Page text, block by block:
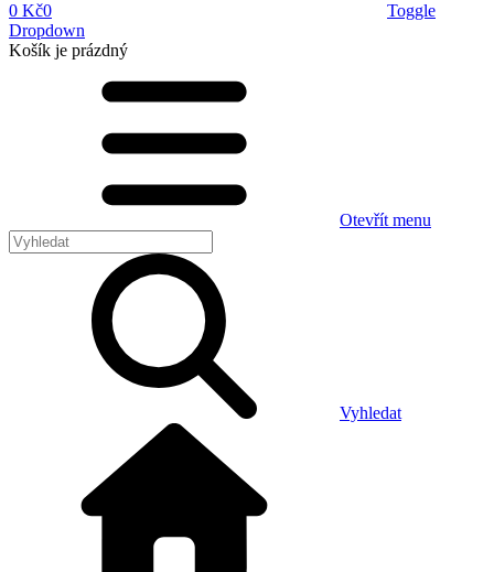
0 Kč0
Toggle
Dropdown
Košík je prázdný
Otevřít menu
Vyhledat